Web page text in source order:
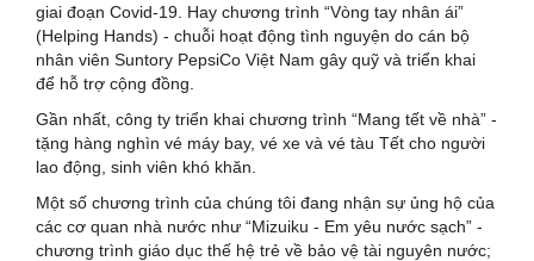
giai đoạn Covid-19. Hay chương trình “Vòng tay nhân ái”
(Helping Hands) - chuỗi hoạt động tình nguyện do cán bộ
nhân viên Suntory PepsiCo Việt Nam gây quỹ và triển khai
để hỗ trợ cộng đồng.
Gần nhất, công ty triển khai chương trình “Mang tết về nhà” -
tặng hàng nghìn vé máy bay, vé xe và vé tàu Tết cho người
lao động, sinh viên khó khăn.
Một số chương trình của chúng tôi đang nhận sự ủng hộ của
các cơ quan nhà nước như “Mizuiku - Em yêu nước sạch” -
chương trình giáo dục thế hệ trẻ về bảo vệ tài nguyên nước;